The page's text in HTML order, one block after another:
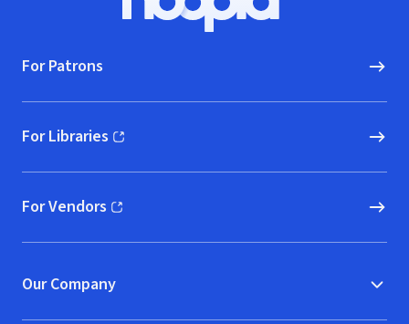
Hoopla logo, Go to homepage
For Patrons
For Libraries
(opens in new window)
For Vendors
(opens in new window)
Our Company